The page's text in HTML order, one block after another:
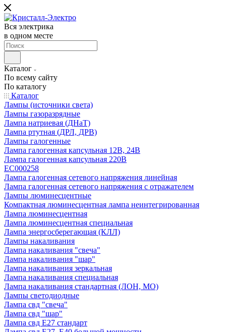
Вся электрика
в одном месте
Каталог
По всему сайту
По каталогу
Каталог
Лампы (источники света)
Лампы газоразрядные
Лампа натриевая (ДНаТ)
Лампа ртутная (ДРЛ, ДРВ)
Лампы галогенные
Лампа галогенная капсульная 12В, 24В
Лампа галогенная капсульная 220В
EC000258
Лампа галогенная сетевого напряжения линейная
Лампа галогенная сетевого напряжения с отражателем
Лампы люминесцентные
Компактная люминесцентная лампа неинтегрированная
Лампа люминесцентная
Лампа люминесцентная специальная
Лампа энергосберегающая (КЛЛ)
Лампы накаливания
Лампа накаливания "свеча"
Лампа накаливания "шар"
Лампа накаливания зеркальная
Лампа накаливания специальная
Лампа накаливания стандартная (ЛОН, МО)
Лампы светодиодные
Лампа свд "свеча"
Лампа свд "шар"
Лампа свд E27 стандарт